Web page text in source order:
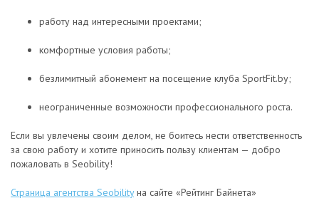
работу над интересными проектами;
комфортные условия работы;
безлимитный абонемент на посещение клуба SportFit.by;
неограниченные возможности профессионального роста.
Если вы увлечены своим делом, не боитесь нести ответственность
за свою работу и хотите приносить пользу клиентам — добро
пожаловать в Seobility!
Страница агентства Seobilityна сайте «Рейтинг Байнета»